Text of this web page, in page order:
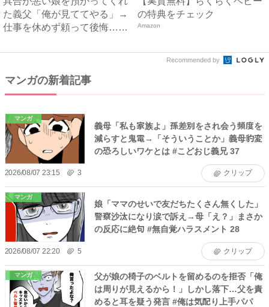
た義父「俺が見ててやる」→
仕事を休めず頼って後悔…義
の特典をチェック
Amazon
Recommended by
マンガの新着記事
マンガ
義母「私も家族よ」孫差別をされ会う頻度を
減らすと鬼電→「そういうことか」義母豹変
の恐ろしいワケとは #こどおじ義兄 37
2026/08/07 23:15 3 クリップ
マンガ
娘「ママのせいで友だちたくさん無くした」
警察沙汰になり涙で訴え→母「え？」まさか
の反応に絶句 #無自覚ハラスメント 28
2026/08/07 22:20 5 クリップ
マンガ
父が娘の椅子のベルトを留めるのを拒否「俺
は周りが見えるから！」しかし落下…父を責
めると耳を疑う発言 #俺は気配り上手パパ